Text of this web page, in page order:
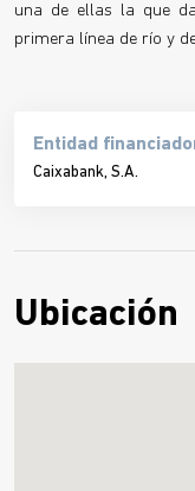
una de ellas la que
primera línea de río y
Entidad
Caixabank, S.A.
Ubicación